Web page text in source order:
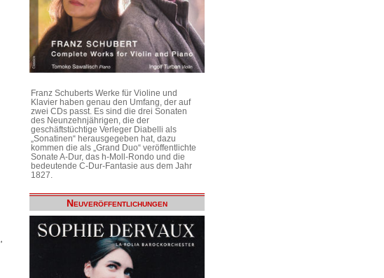
Franz Schuberts Werke für Violine und
Klavier haben genau den Umfang, der auf
zwei CDs passt. Es sind die drei Sonaten
des Neunzehnjährigen, die der
geschäftstüchtige Verleger Diabelli als
„Sonatinen“ herausgegeben hat, dazu
kommen die als „Grand Duo“ veröffentlichte
Sonate A-Dur, das h-Moll-Rondo und die
bedeutende C-Dur-Fantasie aus dem Jahr
1827.
Neuveröffentlichungen